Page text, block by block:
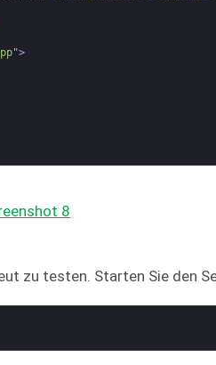
>
zu testen. Starten Sie den